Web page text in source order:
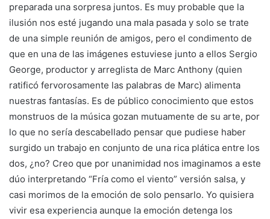
preparada una sorpresa juntos. Es muy probable que la
ilusión nos esté jugando una mala pasada y solo se trate
de una simple reunión de amigos, pero el condimento de
que en una de las imágenes estuviese junto a ellos Sergio
George, productor y arreglista de Marc Anthony (quien
ratificó fervorosamente las palabras de Marc) alimenta
nuestras fantasías. Es de público conocimiento que estos
monstruos de la música gozan mutuamente de su arte, por
lo que no sería descabellado pensar que pudiese haber
surgido un trabajo en conjunto de una rica plática entre los
dos, ¿no? Creo que por unanimidad nos imaginamos a este
dúo interpretando “Fría como el viento” versión salsa, y
casi morimos de la emoción de solo pensarlo. Yo quisiera
vivir esa experiencia aunque la emoción detenga los